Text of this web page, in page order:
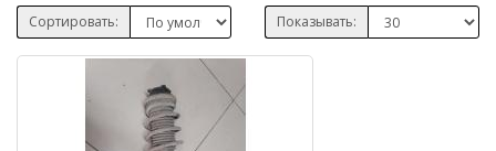
Сортировать: Показывать: